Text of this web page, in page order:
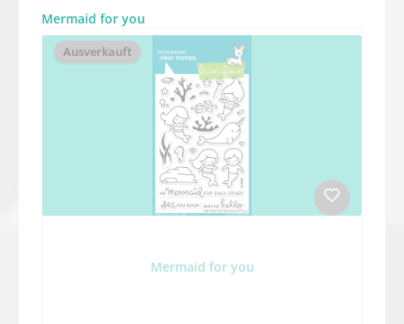
Produktgalerie überspringen
Mermaid for you
Ausverkauft
Mermaid for you